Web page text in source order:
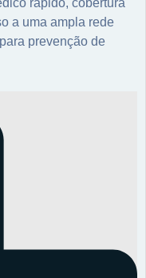
rápido, cobertura
a uma ampla rede
prevenção de